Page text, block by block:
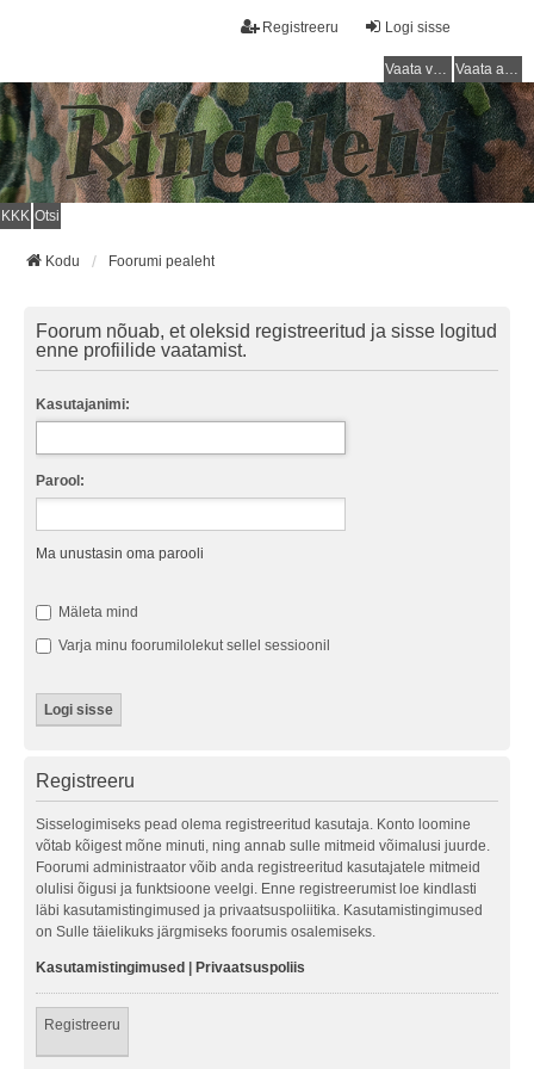
Logi sisse
Registreeru
Vaata vastamata teemasi Vaata aktiivseid teemasid
KKK Otsi
Kodu Foorumi pealeht
Foorum nõuab, et oleksid registreeritud ja sisse logitud
enne profiilide vaatamist.
Kasutajanimi:
Parool:
Ma unustasin oma parooli
Mäleta mind
Varja minu foorumilolekut sellel sessioonil
Registreeru
Sisselogimiseks pead olema registreeritud kasutaja. Konto loomine
võtab kõigest mõne minuti, ning annab sulle mitmeid võimalusi juurde.
Foorumi administraator võib anda registreeritud kasutajatele mitmeid
olulisi õigusi ja funktsioone veelgi. Enne registreerumist loe kindlasti
läbi kasutamistingimused ja privaatsuspoliitika. Kasutamistingimused
on Sulle täielikuks järgmiseks foorumis osalemiseks.
Kasutamistingimused Privaatsuspoliis
Registreeru